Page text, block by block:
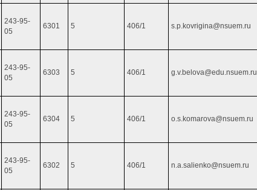
243-95-
05
6301 5 406/1 s.p.kovrigina@nsuem.ru
243-95-
05
6303 5 406/1 g.v.belova@edu.nsuem.ru
243-95-
05
6304 5 406/1 o.s.komarova@nsuem.ru
243-95-
05
6302 5 406/1 n.a.salienko@nsuem.ru